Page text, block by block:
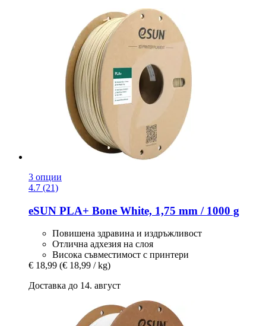
3 опции
4.7 (21)
eSUN PLA+ Bone White, 1,75 mm / 1000 g
Повишена здравина и издръжливост
Отлична адхезия на слоя
Висока съвместимост с принтери
€ 18,99 (€ 18,99 / kg)
Доставка до 14. август